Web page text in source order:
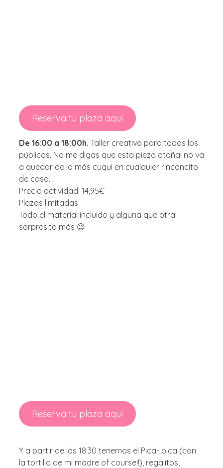
Reserva tu plaza aquí
De 16:00 a 18:00h. Taller creativo para todos los
públicos. No me digas que esta pieza otoñal no va
a quedar de lo más cuqui en cualquier rinconcito
de casa.
Precio actividad: 14,95€
Plazas limitadas
Todo el material incluido y alguna que otra
sorpresita más 😉
Reserva tu plaza aquí
Y a partir de las 18:30 tenemos el Pica- pica (con
la tortilla de mi madre of course!!), regalitos,